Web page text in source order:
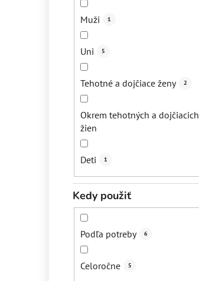
Muži 1
Uni 5
Tehotné a dojčiace ženy 2
Okrem tehotných a dojčiacich
žien
Deti 1
Kedy použiť
Podľa potreby 6
Celoročne 5